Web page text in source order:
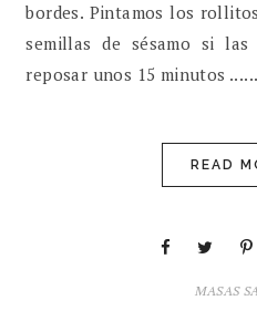
bordes. Pintamos los
semillas de sésamo si las
reposar unos 15 minutos ......
READ
MASAS